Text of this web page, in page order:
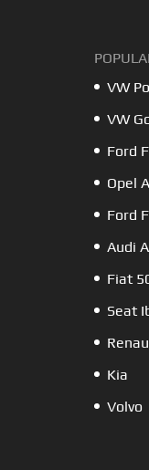
VW
VW
Ford
Opel
Ford
Audi
Fiat
Seat
Kia
Volvo